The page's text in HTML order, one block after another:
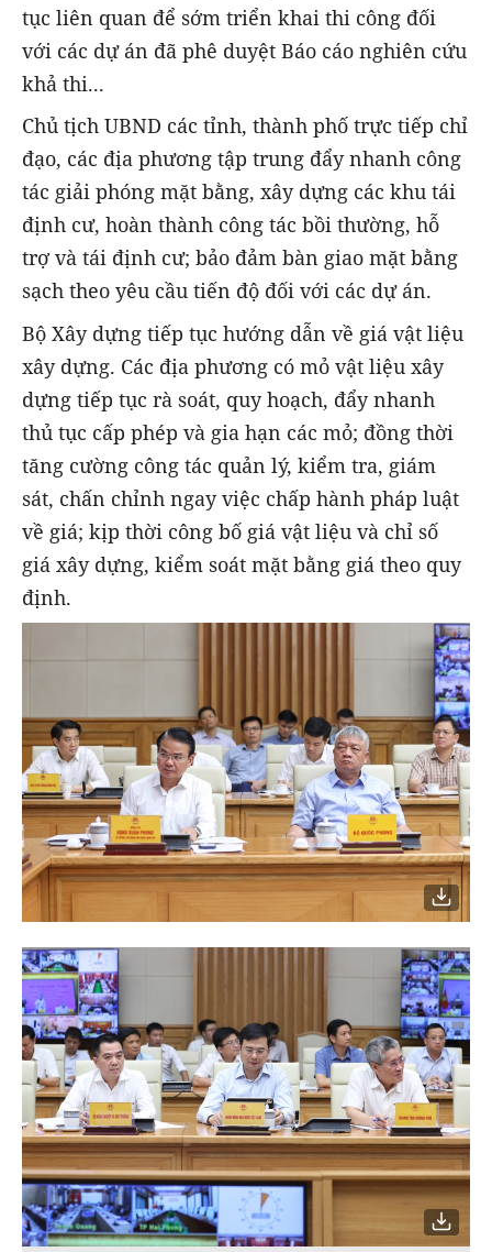
tục liên quan để sớm triển khai thi công đối
với các dự án đã phê duyệt Báo cáo nghiên cứu
khả thi...
Chủ tịch UBND các tỉnh, thành phố trực tiếp chỉ
đạo, các địa phương tập trung đẩy nhanh công
tác giải phóng mặt bằng, xây dựng các khu tái
định cư, hoàn thành công tác bồi thường, hỗ
trợ và tái định cư; bảo đảm bàn giao mặt bằng
sạch theo yêu cầu tiến độ đối với các dự án.
Bộ Xây dựng tiếp tục hướng dẫn về giá vật liệu
xây dựng. Các địa phương có mỏ vật liệu xây
dựng tiếp tục rà soát, quy hoạch, đẩy nhanh
thủ tục cấp phép và gia hạn các mỏ; đồng thời
tăng cường công tác quản lý, kiểm tra, giám
sát, chấn chỉnh ngay việc chấp hành pháp luật
về giá; kịp thời công bố giá vật liệu và chỉ số
giá xây dựng, kiểm soát mặt bằng giá theo quy
định.